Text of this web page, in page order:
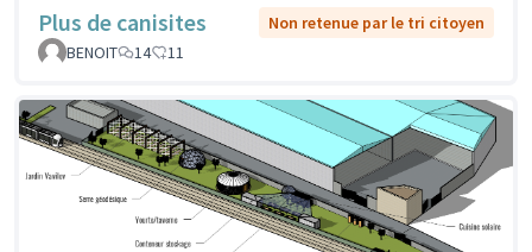
Plus de canisites
Non retenue par le tri citoyen
BENOIT
14 11